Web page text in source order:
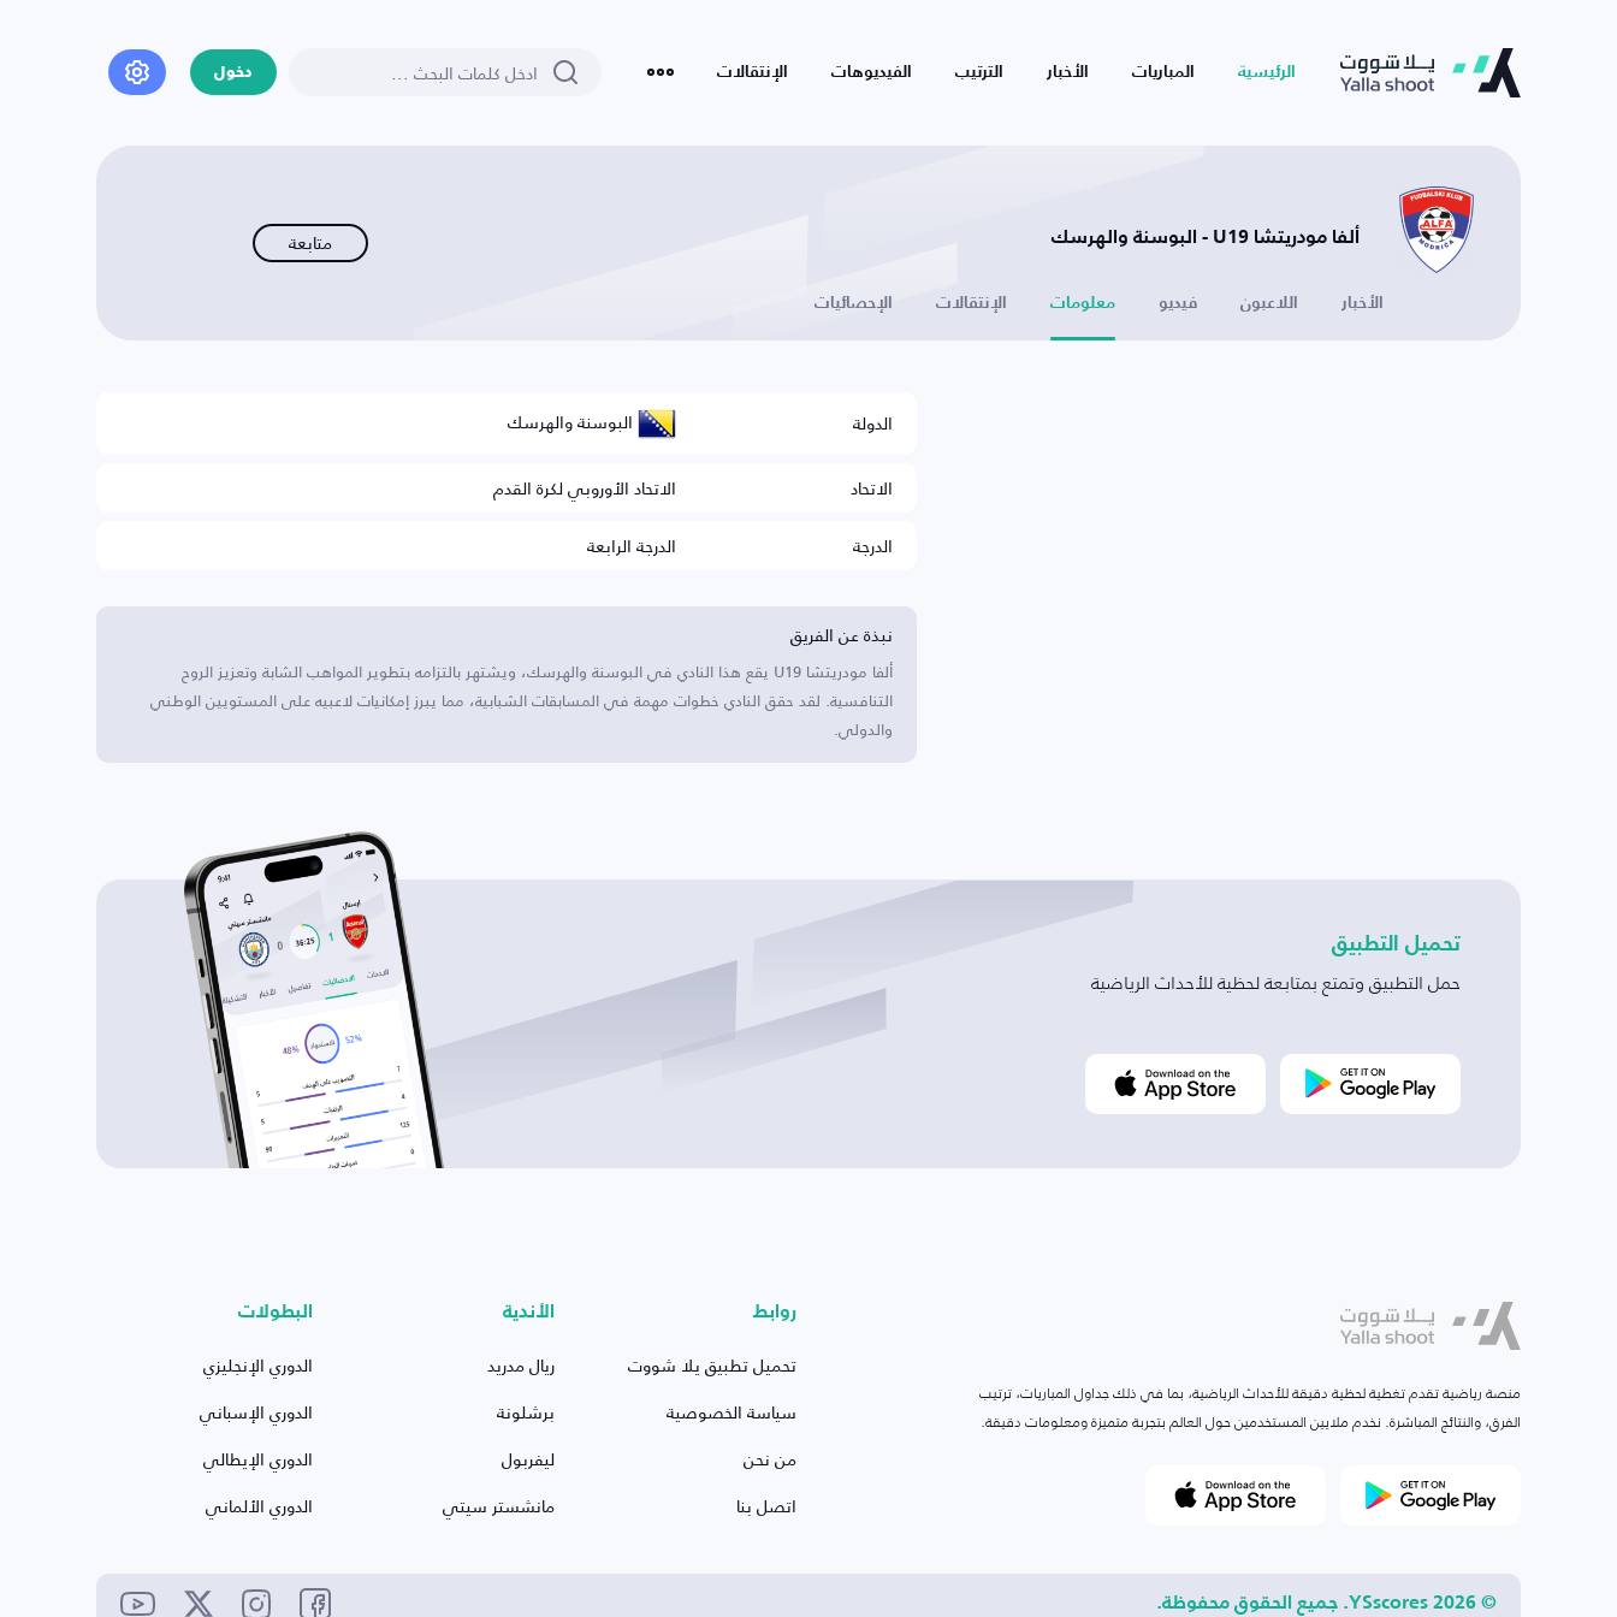
الرئيسية المباريات الأخبار الترتيب الفيديوهات الإنتقالات دخول
ألفا مودريتشا U19 - البوسنة والهرسك متابعة
الأخبار اللاعبون فيديو معلومات الإنتقالات الإحصائيات
الدولة البوسنة والهرسك
الاتحاد
الاتحاد الأوروبي لكرة القدم
الدرجة
الدرجة الرابعة
نبذة عن الفريق
ألفا مودريتشا U19 يقع هذا النادي في البوسنة والهرسك، ويشتهر بالتزامه بتطوير المواهب الشابة وتعزيز الروح
التنافسية. لقد حقق النادي خطوات مهمة في المسابقات الشبابية، مما يبرز إمكانيات لاعبيه على المستويين الوطني
والدولي.
تحميل التطبيق
حمل التطبيق وتمتع بمتابعة لحظية للأحداث الرياضية
منصة رياضية تقدم تغطية لحظية دقيقة للأحداث الرياضية، بما في ذلك جداول المباريات، ترتيب
الفرق، والنتائج المباشرة. نخدم ملايين المستخدمين حول العالم بتجربة متميزة ومعلومات دقيقة.
روابط
تحميل تطبيق يلا شووت
سياسة الخصوصية
من نحن
اتصل بنا
الأندية
ريال مدريد
برشلونة
ليفربول
مانشستر سيتي
البطولات
الدوري الإنجليزي
الدوري الإسباني
الدوري الإيطالي
الدوري الألماني
© 2026 YSscores. جميع الحقوق محفوظة.